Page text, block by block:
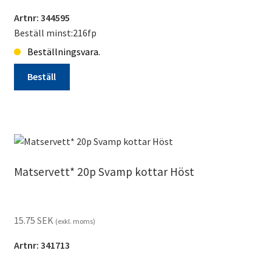
Artnr: 344595
Beställ minst:216fp
Beställningsvara.
Beställ
beställningsvara
Matservett* 20p Svamp kottar Höst
15.75 SEK (exkl. moms)
Artnr: 341713